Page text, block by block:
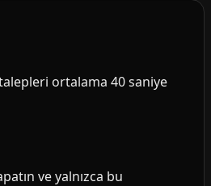
ortalama 40 saniye
ve yalnızca bu